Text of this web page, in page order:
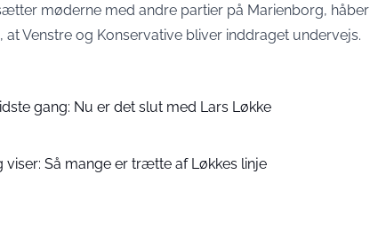
møderne med andre partier på Marienborg, håber
at Venstre og Konservative bliver inddraget undervejs.
gang: Nu er det slut med Lars Løkke
viser: Så mange er trætte af Løkkes linje